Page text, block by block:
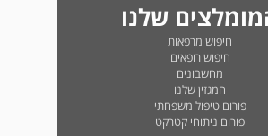
שלנו
חיפוש מרפאות
חיפוש רופאים
מחשבונים
המגזין שלנו
פורום טיפול משפחתי
פורום ניתוחי קטרקט